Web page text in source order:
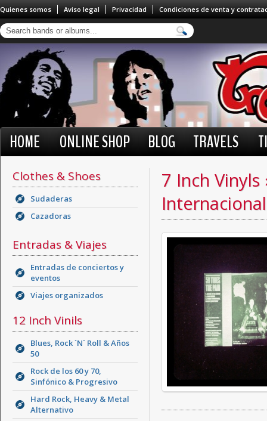
Quienes somos Aviso legal Privacidad Condiciones de venta y
HOME ONLINE SHOP BLOG TRAVELS
Clothes & Shoes
Sudaderas
Cazadoras
Entradas & Viajes
Entradas de conciertos y
eventos
Viajes organizados
12 Inch Vinils
Blues, Rock ´N´ Roll & Años
50
Rock de los 60 y 70,
Sinfónico & Progresivo
Hard Rock, Heavy & Metal
Alternativo
7 Inch Vinyls
Internacional